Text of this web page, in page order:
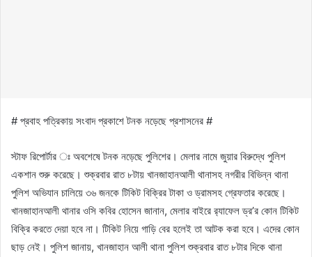
# প্রবাহ পত্রিকায় সংবাদ প্রকাশে টনক নড়েছে প্রশাসনের #
স্টাফ রিপোর্টার ঃ অবশেষে টনক নড়েছে পুলিশের। মেলার নামে জুয়ার বিরুদ্ধে পুলিশ
একশান শুরু করেছে। শুক্রবার রাত ৮টায় খানজাহানআলী থানাসহ নগরীর বিভিন্ন থানা
পুলিশ অভিযান চালিয়ে ৩৬ জনকে টিকিট বিক্রির টাকা ও ড্রামসহ গ্রেফতার করেছে।
খানজাহানআলী থানার ওসি কবির হোসেন জানান, মেলার বাইরে র‌্যাফেল ড্র’র কোন টিকিট
বিক্রি করতে দেয়া হবে না। টিকিট নিয়ে গাড়ি বের হলেই তা আটক করা হবে। এদের কোন
ছাড় নেই। পুলিশ জানায়, খানজাহান আলী থানা পুলিশ শুক্রবার রাত ৮টার দিকে থানা